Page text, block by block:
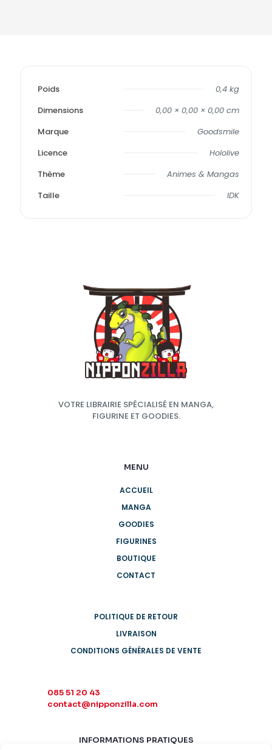
Poids
0,4 kg
Dimensions
0,00 × 0,00 × 0,00 cm
Marque
Goodsmile
Licence
Hololive
Thème
Animes & Mangas
Taille
IDK
VOTRE LIBRAIRIE SPÉCIALISÉ EN MANGA,
FIGURINE ET GOODIES.
MENU
ACCUEIL
MANGA
GOODIES
FIGURINES
BOUTIQUE
CONTACT
POLITIQUE DE RETOUR
LIVRAISON
CONDITIONS GÉNÉRALES DE VENTE
085 51 20 43
contact@nipponzilla.com
INFORMATIONS PRATIQUES